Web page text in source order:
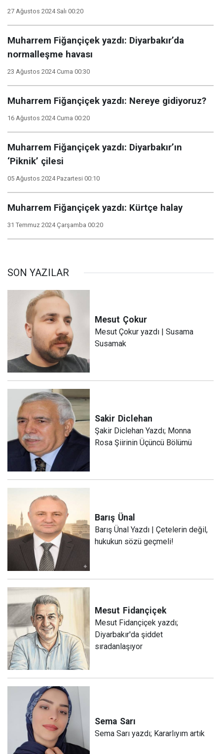
27 Ağustos 2024 Salı 00:20
Muharrem Fiğançiçek yazdı: Diyarbakır’da
normalleşme havası
23 Ağustos 2024 Cuma 00:30
Muharrem Fiğançiçek yazdı: Nereye gidiyoruz?
16 Ağustos 2024 Cuma 00:20
Muharrem Fiğançiçek yazdı: Diyarbakır’ın
‘Piknik’ çilesi
05 Ağustos 2024 Pazartesi 00:10
Muharrem Fiğançiçek yazdı: Kürtçe halay
31 Temmuz 2024 Çarşamba 00:20
SON YAZILAR
Mesut Çokur
Mesut Çokur yazdı | Susama
Susamak
Sakir Diclehan
Şakir Diclehan Yazdı; Monna
Rosa Şiirinin Üçüncü Bölümü
Barış Ünal
Barış Ünal Yazdı | Çetelerin değil,
hukukun sözü geçmeli!
Mesut Fidançiçek
Mesut Fidançiçek yazdı;
Diyarbakır'da şiddet
sıradanlaşıyor
Sema Sarı
Sema Sarı yazdı; Kararlıyım artık